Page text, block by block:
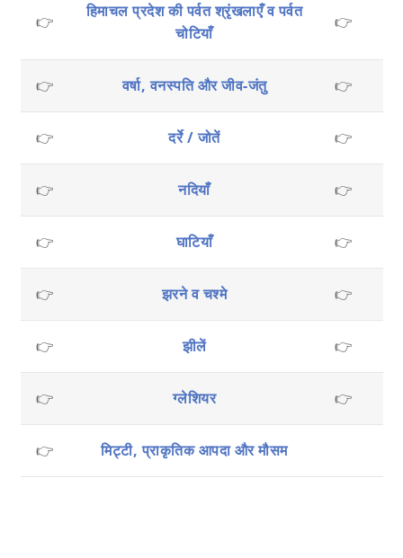
👉
हिमाचल प्रदेश की पर्वत श्रृंखलाएँ व पर्वत
चोटियाँ
👉
👉 वर्षा, वनस्पति और जीव-जंतु 👉
👉 दर्रे / जोतें 👉
👉 नदियाँ 👉
👉 घाटियाँ 👉
👉 झरने व चश्मे 👉
👉 झीलें 👉
👉 ग्लेशियर 👉
👉 मिट्टी, प्राकृतिक आपदा और मौसम